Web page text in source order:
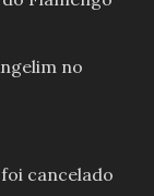
no
cancelado